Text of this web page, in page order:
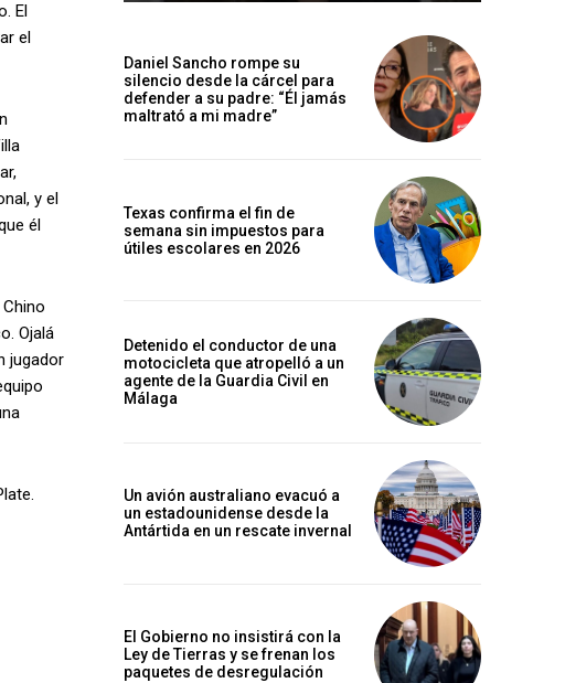
El
el
y el
él
Ojalá
jugador
Daniel Sancho rompe su
silencio desde la cárcel para
defender a su padre: “Él jamás
maltrató a mi madre”
Texas confirma el fin de
semana sin impuestos para
útiles escolares en 2026
Detenido el conductor de una
motocicleta que atropelló a un
agente de la Guardia Civil en
Málaga
Un avión australiano evacuó a
un estadounidense desde la
Antártida en un rescate invernal
El Gobierno no insistirá con la
Ley de Tierras y se frenan los
paquetes de desregulación